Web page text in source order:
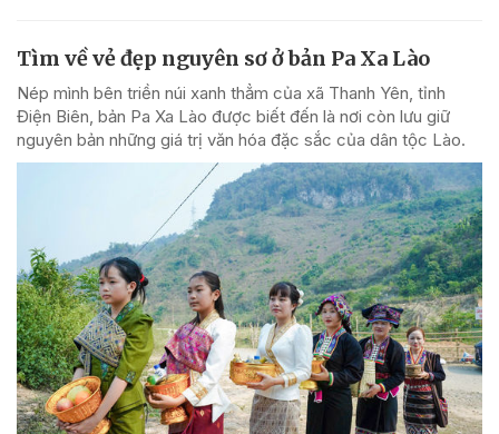
Tìm về vẻ đẹp nguyên sơ ở bản Pa Xa Lào
Nép mình bên triền núi xanh thẳm của xã Thanh Yên, tỉnh
Điện Biên, bản Pa Xa Lào được biết đến là nơi còn lưu giữ
nguyên bản những giá trị văn hóa đặc sắc của dân tộc Lào.